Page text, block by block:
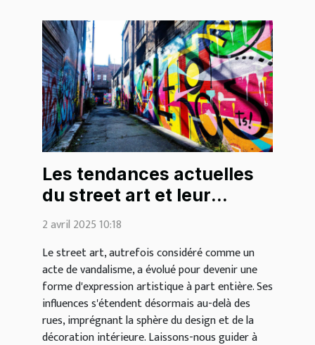
Les tendances actuelles
du street art et leur
impact sur la décoration
2 avril 2025 10:18
Le street art, autrefois considéré comme un
acte de vandalisme, a évolué pour devenir une
forme d'expression artistique à part entière. Ses
influences s'étendent désormais au-delà des
rues, imprégnant la sphère du design et de la
décoration intérieure. Laissons-nous guider à